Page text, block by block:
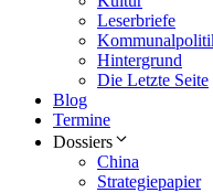
Leserbriefe
Hintergrund
Die Letzte Seite
Blog
Termine
Dossiers
China
Strategiepapier